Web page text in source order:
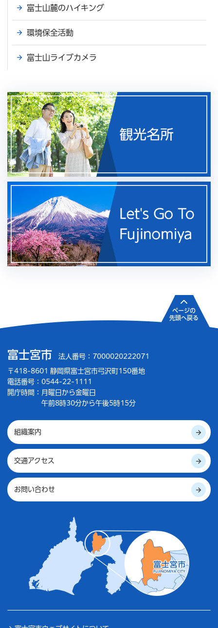
富士山麓のハイキング
環境保全活動
富士山ライブカメラ
富士宮市 法人番号：7000020222071
〒418-8601 静岡県富士宮市弓沢町150番地
電話番号：0544-22-1111
開庁時間： 月曜日から金曜日
午前8時30分から午後5時15分
組織案内
交通アクセス
お問い合わせ
ページの
先頭へ戻る